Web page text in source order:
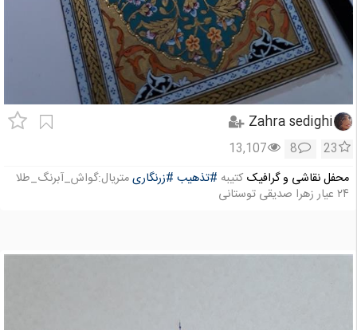
Zahra sedighi
23
8
13,107
محفل نقاشی و گرافیک کتیبه #تذهیب #زرنگاریمتریال:گواش_آبرنگ_طلا
۲۴ عیار زهرا صدیقی توستانی